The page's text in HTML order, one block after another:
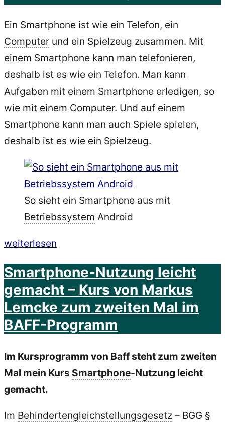
Ein Smartphone ist wie ein Telefon, ein
Computer und ein Spielzeug zusammen. Mit
einem Smartphone kann man telefonieren,
deshalb ist es wie ein Telefon. Man kann
Aufgaben mit einem Smartphone erledigen, so
wie mit einem Computer. Und auf einem
Smartphone kann man auch Spiele spielen,
deshalb ist es wie ein Spielzeug.
So sieht ein Smartphone aus mit
Betriebssystem Android
„Smartphone
/
Bedienung
leicht
gemacht“
weiterlesen
Smartphone-Nutzung leicht
gemacht – Kurs von Markus
Lemcke zum zweiten Mal im
BAFF-Programm
Im Kursprogramm von Baff steht zum zweiten
Mal mein Kurs Smartphone-Nutzung leicht
gemacht.
Im Behindertengleichstellungsgesetz – BGG §